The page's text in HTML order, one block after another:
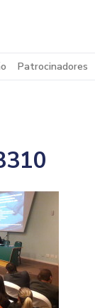
Patrocinadores